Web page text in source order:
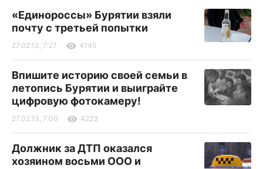
«Единороссы» Бурятии взяли
почту с третьей попытки
27.02.13, 7:27 4145
Впишите историю своей семьи в
летопись Бурятии и выиграйте
цифровую фотокамеру!
27.02.13, 7:00 4223
Должник за ДТП оказался
хозяином восьми ООО и